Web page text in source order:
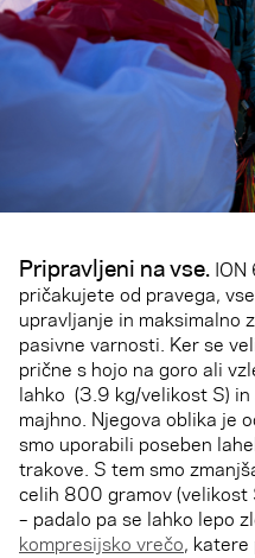
Pripravljeni na vse. ION
pričakujete od pravega,
upravljanje in maksimalno
pasivne varnosti. Ker se
prične s hojo na goro ali
lahko (3.9 kg/velikost S) in
majhno. Njegova oblika je
smo uporabili poseben
trakove. S tem smo
celih 800 gramov (velikost
– padalo pa se lahko lepo
kompresijsko vrečo,